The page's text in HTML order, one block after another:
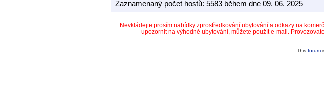
Zaznamenaný počet hostů: 5583 během dne 09. 06. 2025
Nevkládejte prosím nabídky zprostředkování ubytování a odkazy na
upozornit na výhodné ubytování, můžete použít e-mail.
This forum